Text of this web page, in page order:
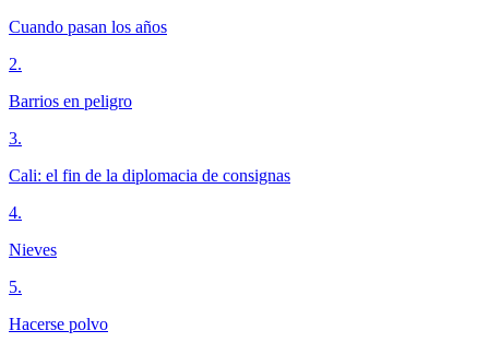
Cuando pasan los años
2.
Barrios en peligro
3.
Cali: el fin de la diplomacia de consignas
4.
Nieves
5.
Hacerse polvo